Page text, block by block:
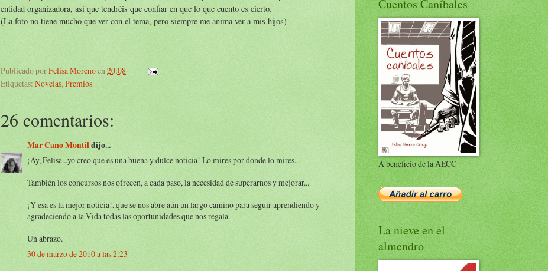
entidad organizadora, así que tendréis que confiar en que lo que cuento es cierto.
(La foto no tiene mucho que ver con el tema, pero siempre me anima ver a mis hijos)
Publicado porFelisa Morenoen 20:08
Etiquetas: Novelas, Premios
26 comentarios:
Mar Cano Montildijo...
¡Ay, Felisa...yo creo que es una buena y dulce noticia! Lo mires por donde lo mires...
También los concursos nos ofrecen, a cada paso, la necesidad de superarnos y mejorar...
¡Y esa es la mejor noticia!, que se nos abre aún un largo camino para seguir aprendiendo y
agradeciendo a la Vida todas las oportunidades que nos regala.
Un abrazo.
30 de marzo de 2010 a las 2:23
Cuentos Caníbales
A beneficio de la AECC
La nieve en el
almendro